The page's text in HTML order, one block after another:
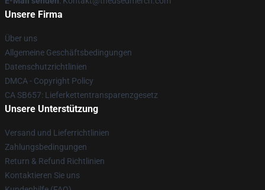
Unsere Firma
Über uns
Allgemeine Geschäftsbedingungen
Datenschutzrichtlinien
DMCA - Copyright Policy
CA SB657: Lieferkettentransparenzgesetz
Unsere Unterstützung
Versand und Lieferrichtlinien
Zahlungsbedingungen
Return & Refund Richtlinien
Kontaktieren Sie uns